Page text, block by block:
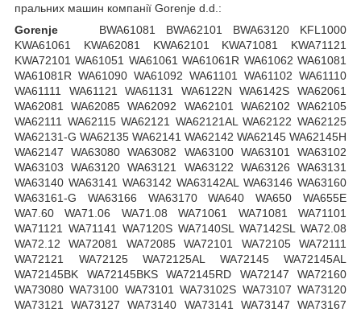
пральних машин компанії Gorenje d.d.:
Gorenje BWA61081 BWA62101 BWA63120 KFL1000
KWA61061 KWA62081 KWA62101 KWA71081 KWA71121
KWA72101 WA61051 WA61061 WA61061R WA61062 WA61081
WA61081R WA61090 WA61092 WA61101 WA61102 WA61110
WA61111 WA61121 WA61131 WA6122N WA6142S WA62061
WA62081 WA62085 WA62092 WA62101 WA62102 WA62105
WA62111 WA62115 WA62121 WA62121AL WA62122 WA62125
WA62131-G WA62135 WA62141 WA62142 WA62145 WA62145H
WA62147 WA63080 WA63082 WA63100 WA63101 WA63102
WA63103 WA63120 WA63121 WA63122 WA63126 WA63131
WA63140 WA63141 WA63142 WA63142AL WA63146 WA63160
WA63161-G WA63166 WA63170 WA640 WA650 WA655E
WA7.60 WA71.06 WA71.08 WA71061 WA71081 WA71101
WA71121 WA71141 WA7120S WA7140SL WA7142SL WA72.08
WA72.12 WA72081 WA72085 WA72101 WA72105 WA72111
WA72121 WA72125 WA72125AL WA72145 WA72145AL
WA72145BK WA72145BKS WA72145RD WA72147 WA72160
WA73080 WA73100 WA73101 WA73102S WA73107 WA73120
WA73121 WA73127 WA73140 WA73141 WA73147 WA73167